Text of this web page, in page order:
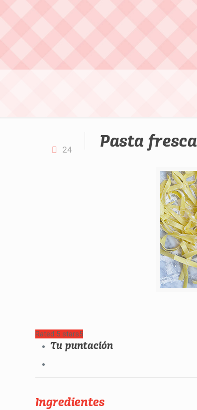
24 Pasta
Rated 5 stars5
Tu puntación
Ingredientes